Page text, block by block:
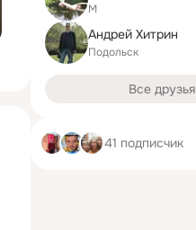
M
Андрей Хитрин
Подольск
Все друзья
41 подписчик